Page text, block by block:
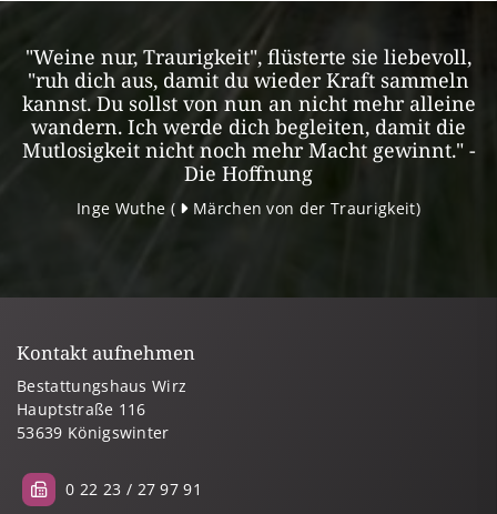
"Weine nur, Traurigkeit", flüsterte sie liebevoll,
"ruh dich aus, damit du wieder Kraft sammeln
kannst. Du sollst von nun an nicht mehr alleine
wandern. Ich werde dich begleiten, damit die
Mutlosigkeit nicht noch mehr Macht gewinnt." -
Die Hoffnung
Inge Wuthe ( Märchen von der Traurigkeit)
Kontakt aufnehmen
Bestattungshaus Wirz
Hauptstraße 116
53639 Königswinter
0 22 23 / 27 97 91